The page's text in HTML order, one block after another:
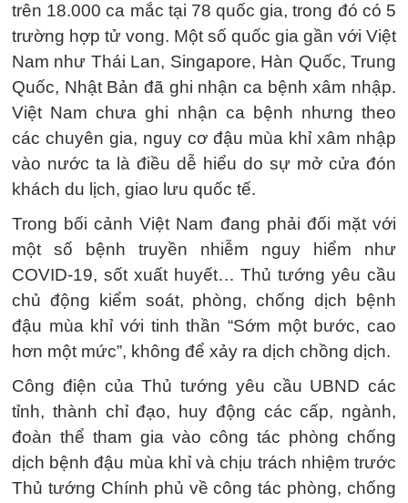
trên 18.000 ca mắc tại 78 quốc gia, trong đó có 5
trường hợp tử vong. Một số quốc gia gần với Việt
Nam như Thái Lan, Singapore, Hàn Quốc, Trung
Quốc, Nhật Bản đã ghi nhận ca bệnh xâm nhập.
Việt Nam chưa ghi nhận ca bệnh nhưng theo
các chuyên gia, nguy cơ đậu mùa khỉ xâm nhập
vào nước ta là điều dễ hiểu do sự mở cửa đón
khách du lịch, giao lưu quốc tế.
Trong bối cảnh Việt Nam đang phải đối mặt với
một số bệnh truyền nhiễm nguy hiểm như
COVID-19, sốt xuất huyết… Thủ tướng yêu cầu
chủ động kiểm soát, phòng, chống dịch bệnh
đậu mùa khỉ với tinh thần “Sớm một bước, cao
hơn một mức”, không để xảy ra dịch chồng dịch.
Công điện của Thủ tướng yêu cầu UBND các
tỉnh, thành chỉ đạo, huy động các cấp, ngành,
đoàn thể tham gia vào công tác phòng chống
dịch bệnh đậu mùa khỉ và chịu trách nhiệm trước
Thủ tướng Chính phủ về công tác phòng, chống